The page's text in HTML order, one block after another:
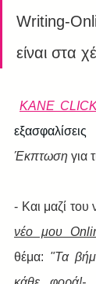
Writing-
είναι στα
ΚΑΝΕ
εξασφαλίσεις
Έκπτωση για
- Και μαζί του
νέο μου
θέμα: "Τα